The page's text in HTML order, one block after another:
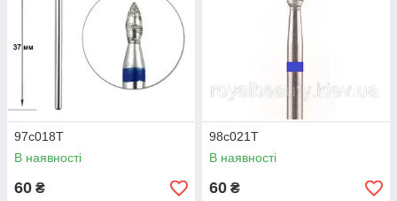
97с018Т
В наявності
60 ₴
98с021Т
В наявності
60 ₴